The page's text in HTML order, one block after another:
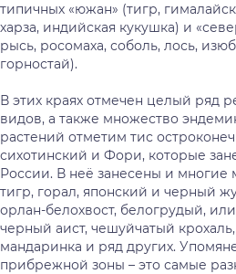
типичных «южан» (тигр,
харза, индийская кукушка) и
рысь, росомаха, соболь, лось,
горностай).
В этих краях отмечен целый ряд
видов, а также множество
растений отметим тис
сихотинский и Фори, которые
России. В неё занесены и многие
тигр, горал, японский и черный
орлан-белохвост, белогрудый,
черный аист, чешуйчатый
мандаринка и ряд других.
прибрежной зоны – это самые